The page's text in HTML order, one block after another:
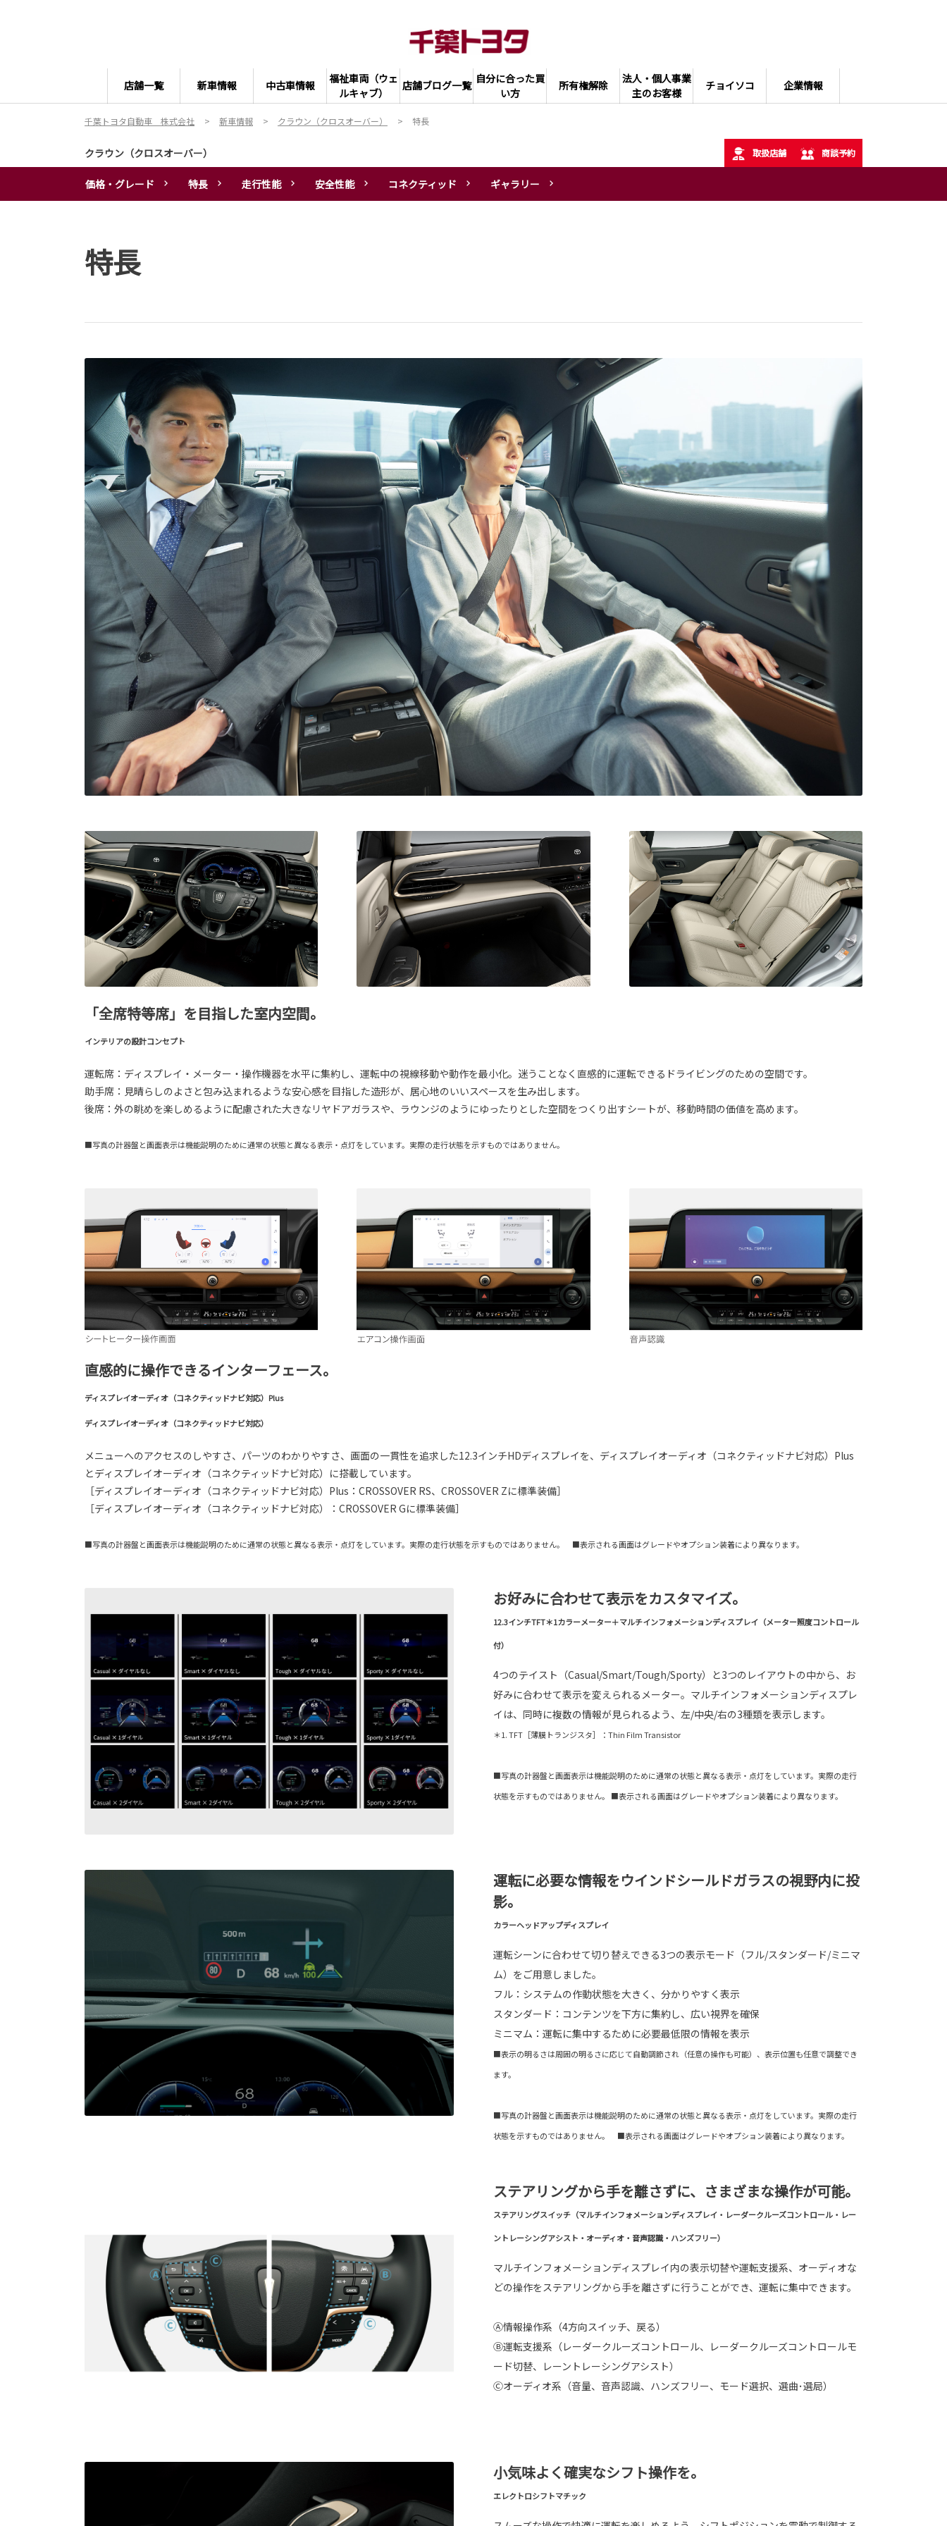
店舗一覧 新車情報 中古車情報
福祉車両（ウェ
ルキャブ）
店舗ブログ一覧 自分に合った買
い方
所有権解除
法人・個人事業
主のお客様
チョイソコ 企業情報
千葉トヨタ自動車 株式会社 新車情報 クラウン（クロスオーバー） 特長
クラウン（クロスオーバー） 取扱店舗 商談予約
価格・グレード 特長 走行性能 安全性能 コネクティッド ギャラリー
特長
「全席特等席」を目指した室内空間。
インテリアの設計コンセプト
運転席：ディスプレイ・メーター・操作機器を水平に集約し、運転中の視線移動や動作を最小化。迷うことなく直感的に運転できるドライビングのための空間です。
助手席：見晴らしのよさと包み込まれるような安心感を目指した造形が、居心地のいいスペースを生み出します。
後席：外の眺めを楽しめるように配慮された大きなリヤドアガラスや、ラウンジのようにゆったりとした空間をつくり出すシートが、移動時間の価値を高めます。
■写真の計器盤と画面表示は機能説明のために通常の状態と異なる表示・点灯をしています。実際の走行状態を示すものではありません。
直感的に操作できるインターフェース。
ディスプレイオーディオ（コネクティッドナビ対応）Plus
ディスプレイオーディオ（コネクティッドナビ対応）
メニューへのアクセスのしやすさ、パーツのわかりやすさ、画面の一貫性を追求した12.3インチHDディスプレイを、ディスプレイオーディオ（コネクティッドナビ対応）Plus
とディスプレイオーディオ（コネクティッドナビ対応）に搭載しています。
［ディスプレイオーディオ（コネクティッドナビ対応）Plus：CROSSOVER RS、CROSSOVER Zに標準装備］
［ディスプレイオーディオ（コネクティッドナビ対応）：CROSSOVER Gに標準装備］
■写真の計器盤と画面表示は機能説明のために通常の状態と異なる表示・点灯をしています。実際の走行状態を示すものではありません。 ■表示される画面はグレードやオプション装着により異なります。
お好みに合わせて表示をカスタマイズ。
12.3インチTFT＊1カラーメーター＋マルチインフォメーションディスプレイ（メーター照度コントロール
付）
4つのテイスト（Casual/Smart/Tough/Sporty）と3つのレイアウトの中から、お
好みに合わせて表示を変えられるメーター。マルチインフォメーションディスプレ
イは、同時に複数の情報が見られるよう、左/中央/右の3種類を表示します。
＊1. TFT［薄膜トランジスタ］：Thin Film Transistor
■写真の計器盤と画面表示は機能説明のために通常の状態と異なる表示・点灯をしています。実際の走行
状態を示すものではありません。 ■表示される画面はグレードやオプション装着により異なります。
運転に必要な情報をウインドシールドガラスの視野内に投
影。
カラーヘッドアップディスプレイ
運転シーンに合わせて切り替えできる3つの表示モード（フル/スタンダード/ミニマ
ム）をご用意しました。
フル：システムの作動状態を大きく、分かりやすく表示
スタンダード：コンテンツを下方に集約し、広い視界を確保
ミニマム：運転に集中するために必要最低限の情報を表示
■表示の明るさは周囲の明るさに応じて自動調節され（任意の操作も可能）、表示位置も任意で調整でき
ます。
■写真の計器盤と画面表示は機能説明のために通常の状態と異なる表示・点灯をしています。実際の走行
状態を示すものではありません。 ■表示される画面はグレードやオプション装着により異なります。
ステアリングから手を離さずに、さまざまな操作が可能。
ステアリングスイッチ（マルチインフォメーションディスプレイ・レーダークルーズコントロール・レー
ントレーシングアシスト・オーディオ・音声認識・ハンズフリー）
マルチインフォメーションディスプレイ内の表示切替や運転支援系、オーディオな
どの操作をステアリングから手を離さずに行うことができ、運転に集中できます。
Ⓐ情報操作系（4方向スイッチ、戻る）
Ⓑ運転支援系（レーダークルーズコントロール、レーダークルーズコントロールモ
ード切替、レーントレーシングアシスト）
Ⓒオーディオ系（音量、音声認識、ハンズフリー、モード選択、選曲･選局）
小気味よく確実なシフト操作を。
エレクトロシフトマチック